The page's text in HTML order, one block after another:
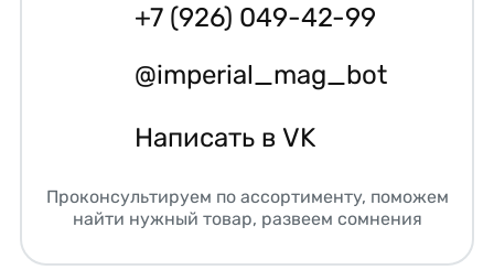
+7 (926) 049-42-99
@imperial_mag_bot
Написать в VK
Проконсультируем по ассортименту, поможем
найти нужный товар, развеем сомнения